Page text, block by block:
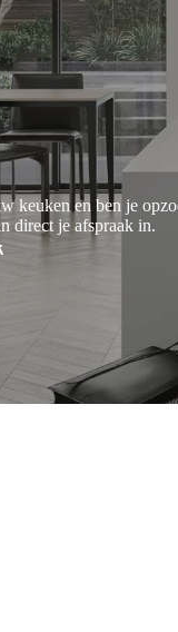
keuken en ben je
direct je afspraak in.